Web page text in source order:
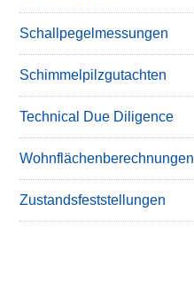
Schallpegelmessungen
Schimmelpilzgutachten
Technical Due Diligence
Wohnflächenberechnungen
Zustandsfeststellungen